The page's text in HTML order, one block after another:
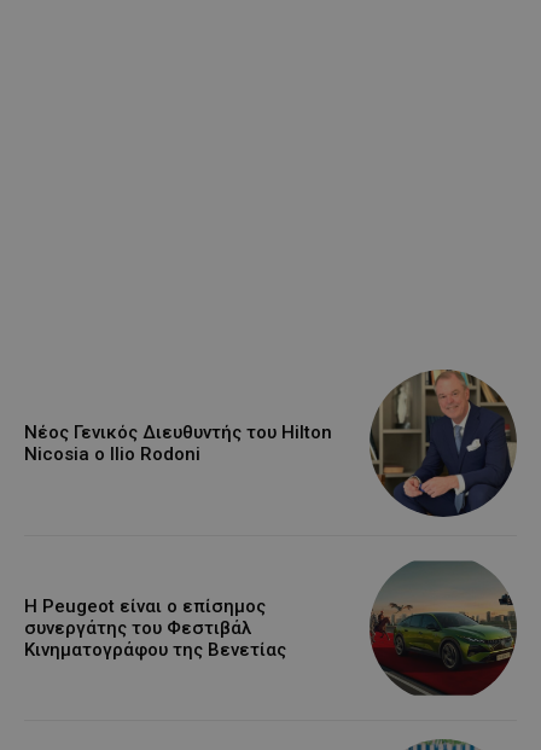
Νέος Γενικός Διευθυντής του Hilton
Nicosia ο Ilio Rodoni
Η Peugeot είναι ο επίσημος
συνεργάτης του Φεστιβάλ
Κινηματογράφου της Βενετίας